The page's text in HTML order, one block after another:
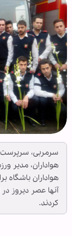
سرمربی، سرپرست
هواداران، مدیر
هواداران باشگاه
کردند.